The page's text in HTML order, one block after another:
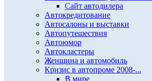
Сайт автодилера
Автокредитование
Автосалоны и выставки
Автопутешествия
Автоюмор
Автокластеры
Женщина и автомобиль
Кризис в автопроме 2008-...
В мире